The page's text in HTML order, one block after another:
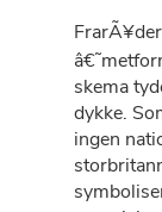
skema
dykke.
ingen